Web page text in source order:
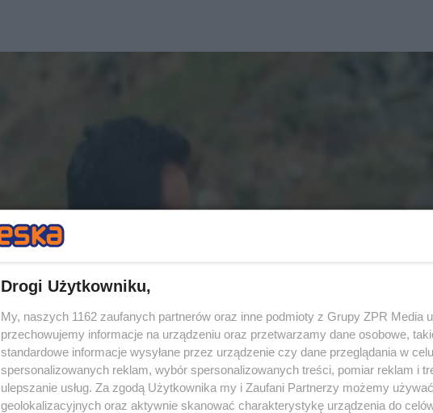
Drogi Użytkowniku,
My, naszych 1162 zaufanych partnerów oraz inne podmioty z Grupy ZPR Media
przechowujemy informacje na urządzeniu oraz przetwarzamy dane osobowe,
standardowe informacje wysyłane przez urządzenie czy dane przeglądania w
spersonalizowanych reklam, wybór spersonalizowanych treści, pomiar reklam i
ulepszanie usług. Za zgodą Użytkownika my i Zaufani Partnerzy możemy
geolokalizacyjnych oraz aktywnie skanować charakterystykę urządzenia do